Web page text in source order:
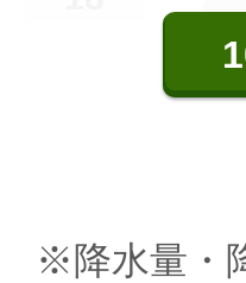
※降水量・